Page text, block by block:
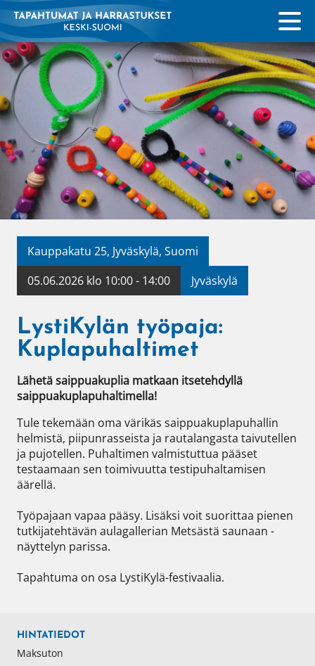
Kauppakatu 25, Jyväskylä, Suomi
05.06.2026 klo 10:00 - 14:00
Jyväskylä
LystiKylän työpaja:
Kuplapuhaltimet
Lähetä saippuakuplia matkaan itsetehdyllä
saippuakuplapuhaltimella!
Tule tekemään oma värikäs saippuakuplapuhallin
helmistä, piipunrasseista ja rautalangasta taivutellen
ja pujotellen. Puhaltimen valmistuttua pääset
testaamaan sen toimivuutta testipuhaltamisen
äärellä.
Työpajaan vapaa pääsy. Lisäksi voit suorittaa pienen
tutkijatehtävän aulagallerian Metsästä saunaan -
näyttelyn parissa.
Tapahtuma on osa LystiKylä-festivaalia.
HINTATIEDOT
Maksuton